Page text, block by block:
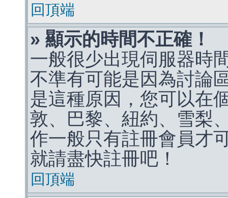
回頂端
» 顯示的時間不正確！
一般很少出現伺服器時
不準有可能是因為討論
是這種原因，您可以在
敦、巴黎、紐約、雪梨
作一般只有註冊會員才
就請盡快註冊吧！
回頂端